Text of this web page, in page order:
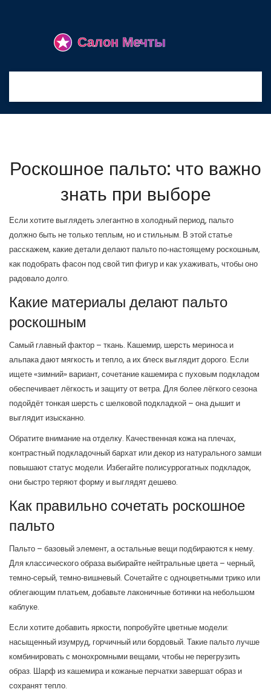
Роскошное пальто: что важно
знать при выборе
Если хотите выглядеть элегантно в холодный период, пальто
должно быть не только теплым, но и стильным. В этой статье
расскажем, какие детали делают пальто по‑настоящему роскошным,
как подобрать фасон под свой тип фигур и как ухаживать, чтобы оно
радовало долго.
Какие материалы делают пальто
роскошным
Самый главный фактор – ткань. Кашемир, шерсть мериноса и
альпака дают мягкость и тепло, а их блеск выглядит дорого. Если
ищете «зимний» вариант, сочетание кашемира с пуховым подкладом
обеспечивает лёгкость и защиту от ветра. Для более лёгкого сезона
подойдёт тонкая шерсть с шелковой подкладкой – она дышит и
выглядит изысканно.
Обратите внимание на отделку. Качественная кожа на плечах,
контрастный подкладочный бархат или декор из натурального замши
повышают статус модели. Избегайте полисуррогатных подкладок,
они быстро теряют форму и выглядят дешево.
Как правильно сочетать роскошное
пальто
Пальто – базовый элемент, а остальные вещи подбираются к нему.
Для классического образа выбирайте нейтральные цвета – черный,
темно‑серый, темно‑вишневый. Сочетайте с одноцветными трико или
облегающим платьем, добавьте лаконичные ботинки на небольшом
каблуке.
Если хотите добавить яркости, попробуйте цветные модели:
насыщенный изумруд, горчичный или бордовый. Такие пальто лучше
комбинировать с монохромными вещами, чтобы не перегрузить
образ. Шарф из кашемира и кожаные перчатки завершат образ и
сохранят тепло.